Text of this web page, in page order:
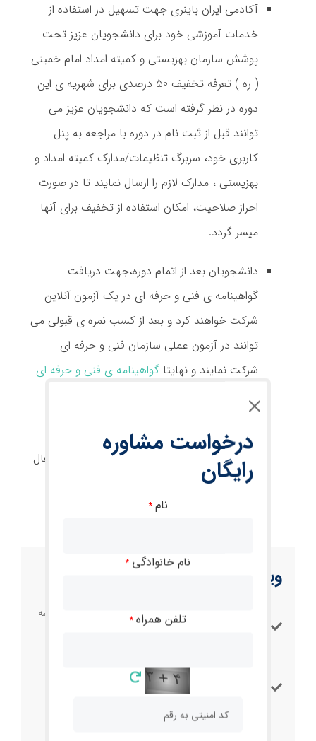
آکادمی ایران باینری جهت تسهیل در استفاده از
خدمات آموزشی خود برای دانشجویان عزیز تحت
پوشش سازمان بهزیستی و کمیته امداد امام خمینی
( ره ) تعرفه تخفیف 50 درصدی برای شهریه ی این
دوره در نظر گرفته است که دانشجویان عزیز می
توانند قبل از ثبت نام در دوره با مراجعه به پنل
کاربری خود، سربرگ تنظیمات/مدارک کمیته امداد و
بهزیستی ، مدارک لازم را ارسال نمایند تا در صورت
احراز صلاحیت، امکان استفاده از تخفیف برای آنها
میسر گردد.
دانشجویان بعد از اتمام دوره،جهت دریافت
گواهینامه ی فنی و حرفه ای در یک آزمون آنلاین
شرکت خواهند کرد و بعد از کسب نمره ی قبولی می
توانند در آزمون عملی سازمان فنی و حرفه ای
شرکت نمایند و نهایتاگواهینامه ی فنی و حرفه ای
ویدئو ها تنها در یک کامپیوتر ( یا لپ تاپ ) با
سیستم عامل ویندوز قابلیت اجرا دارد.در زمان فعال
سازی Player به این نکته توجه داشته باشید.
ویژگی های این دوره
به تمامی دانشجویان این دوره، ویدئو و فایل های هر جلسه
2 سال پشتیبانی به صورت حضوری یا به صورت انلاین در
درخواست مشاوره
رایگان
نام *
نام خانوادگی *
تلفن همراه *